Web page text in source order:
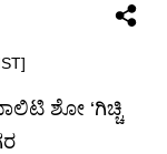
ಶೋ ‘ಗಿಚ್ಚಿ